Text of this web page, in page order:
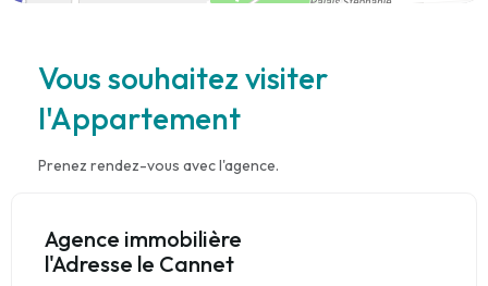
Vous souhaitez visiter
l'Appartement
Prenez rendez-vous avec l'agence.
Agence immobilière
l'Adresse le Cannet